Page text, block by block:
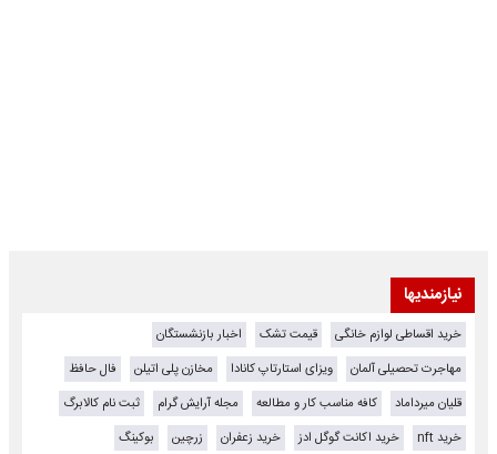
نیازمندیها
خرید اقساطی لوازم خانگی قیمت تشک
اخبار بازنشستگان
مهاجرت تحصیلی آلمان
ویزای استارتاپ کانادا مخازن پلی اتیلن
فال حافظ
قلیان میرداماد
کافه مناسب کار و مطالعه مجله آرایش گرام
ثبت نام کالابرگ
خرید nft
خرید اکانت گوگل ادز خرید زعفران زرچین
بوکینگ